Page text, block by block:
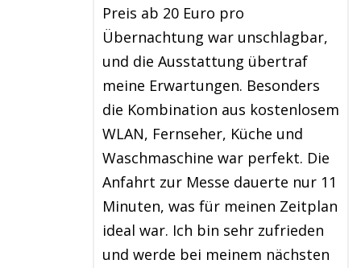
Preis ab 20 Euro pro
Übernachtung war unschlagbar,
und die Ausstattung übertraf
meine Erwartungen. Besonders
die Kombination aus kostenlosem
WLAN, Fernseher, Küche und
Waschmaschine war perfekt. Die
Anfahrt zur Messe dauerte nur 11
Minuten, was für meinen Zeitplan
ideal war. Ich bin sehr zufrieden
und werde bei meinem nächsten